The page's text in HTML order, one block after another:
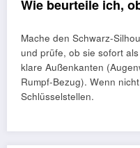
Wie beurteile ich,
Mache den Schwarz-
und prüfe, ob sie sofort
klare Außenkanten
Rumpf-Bezug). Wenn
Schlüsselstellen.